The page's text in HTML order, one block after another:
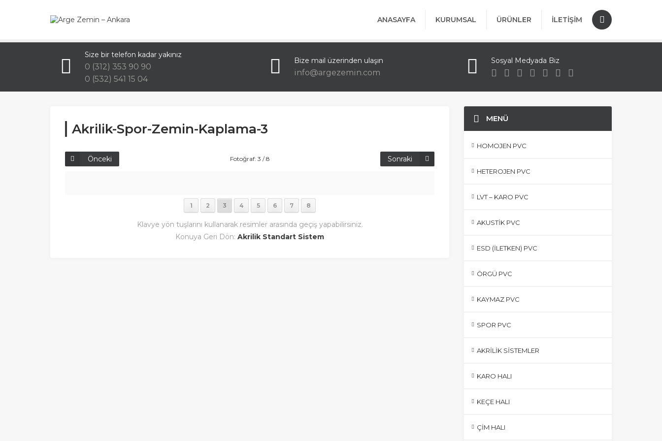
ANASAYFA KURUMSAL ÜRÜNLER İLETIŞIM
Size bir telefon kadar yakınız
0 (312) 353 90 90
0 (532) 541 15 04
Bize mail üzerinden ulaşın
info@argezemin.com
Sosyal Medyada Biz
Akrilik-Spor-Zemin-Kaplama-3
Önceki Fotoğraf: 3 / 8 Sonraki
1 2 3 4 5 6 7 8
Klavye yön tuşlarını kullanarak resimler arasında geçiş yapabilirsiniz.
Konuya Geri Dön: Akrilik Standart Sistem
MENÜ
HOMOJEN PVC
HETEROJEN PVC
LVT – KARO PVC
AKUSTIK PVC
ESD (İLETKEN) PVC
ÖRGÜ PVC
KAYMAZ PVC
SPOR PVC
AKRILIK SISTEMLER
KARO HALI
KEÇE HALI
ÇIM HALI